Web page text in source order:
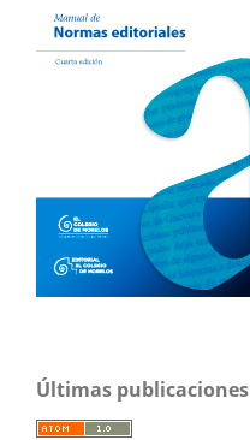
Últimas publicaciones